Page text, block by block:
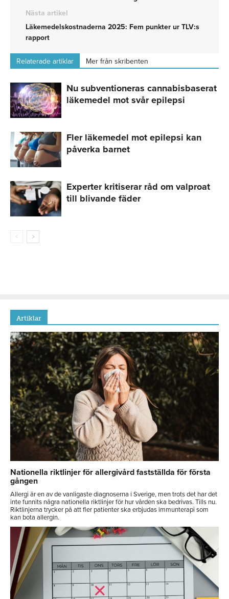
Nästa artikel
Läkemedelskostnaderna 2025: Fem punkter ur TLV:s
rapport
Relaterade artiklar Mer från skribenten
Nu subventioneras cannabisbaserat
läkemedel mot svår epilepsi
Fler läkemedel mot epilepsi kan
påverka barnet
Experter kritiserar råd om valproat
till blivande fäder
Artiklar
Nationella riktlinjer för allergivård fastställda för första
gången
Allergi är en av de vanligaste diagnoserna i Sverige, men trots det har det
inte funnits några nationella riktlinjer för hur vården ska bedrivas. Tills nu.
Riktlinjerna trycker på att fler patienter ska erbjudas immunterapi som
kan bota allergin.